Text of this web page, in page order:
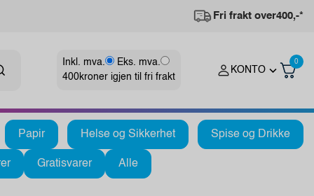
Fri frakt over400,-*
Inkl. mva.
Eks. mva.
400kroner igjen til fri frakt
KONTO
0
Papir Helse og Sikkerhet Spise og Drikke
Gratisvarer Alle